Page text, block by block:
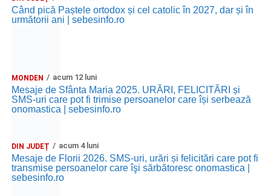
Când pică Paștele ortodox și cel catolic în 2027, dar și în
următorii ani | sebesinfo.ro
MONDEN acum 12 luni
Mesaje de Sfânta Maria 2025. URĂRI, FELICITĂRI și
SMS-uri care pot fi trimise persoanelor care își serbează
onomastica | sebesinfo.ro
DIN JUDEȚ acum 4 luni
Mesaje de Florii 2026. SMS-uri, urări și felicitări care pot fi
transmise persoanelor care îşi sărbătoresc onomastica |
sebesinfo.ro